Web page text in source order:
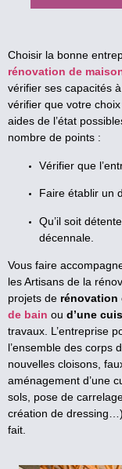
Choisir la bonne
rénovation de
vérifier ses capacités
vérifier que votre
aides de l’état
nombre de points :
Vérifier que
Faire établir un
Qu’il soit
décennale.
Vous faire
les Artisans de la
projets de rénovation
de bain ou d’une
travaux. L’entreprise
l’ensemble des corps
nouvelles cloisons,
aménagement d’une
sols, pose de
création de
fait.